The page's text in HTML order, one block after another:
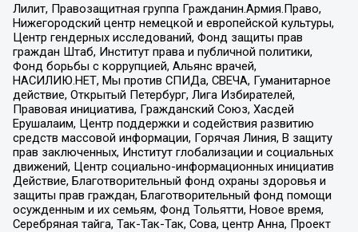
Лилит, Правозащитная группа Гражданин.Армия.Право,
Нижегородский центр немецкой и европейской культуры,
Центр гендерных исследований, Фонд защиты прав
граждан Штаб, Институт права и публичной политики,
Фонд борьбы с коррупцией, Альянс врачей,
НАСИЛИЮ.НЕТ, Мы против СПИДа, СВЕЧА, Гуманитарное
действие, Открытый Петербург, Лига Избирателей,
Правовая инициатива, Гражданский Союз, Хасдей
Ерушалаим, Центр поддержки и содействия развитию
средств массовой информации, Горячая Линия, В защиту
прав заключенных, Институт глобализации и социальных
движений, Центр социально-информационных инициатив
Действие, Благотворительный фонд охраны здоровья и
защиты прав граждан, Благотворительный фонд помощи
осужденным и их семьям, Фонд Тольятти, Новое время,
Серебряная тайга, Так-Так-Так, Сова, центр Анна, Проект